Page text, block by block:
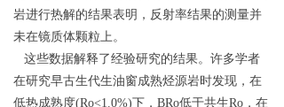
岩进行热解的结果表明，反射率结果的测量并
未在镜质体颗粒上。
这些数据解释了经验研究的结果。许多学者
在研究早古生代生油窗成熟烃源岩时发现，在
低热成熟度(Ro<1.0%)下，BRo低于共生Ro，在